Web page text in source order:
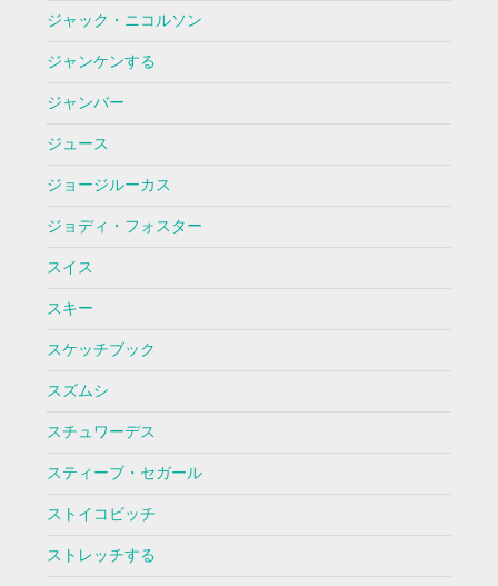
ジャック・ニコルソン
ジャンケンする
ジャンバー
ジュース
ジョージルーカス
ジョディ・フォスター
スイス
スキー
スケッチブック
スズムシ
スチュワーデス
スティーブ・セガール
ストイコビッチ
ストレッチする